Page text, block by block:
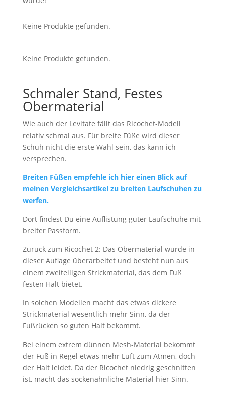
Keine Produkte gefunden.
Keine Produkte gefunden.
Schmaler Stand, Festes
Obermaterial
Wie auch der Levitate fällt das Ricochet-Modell
relativ schmal aus. Für breite Füße wird dieser
Schuh nicht die erste Wahl sein, das kann ich
versprechen.
Breiten Füßen empfehle ich hier einen Blick auf
meinen Vergleichsartikel zu breiten Laufschuhen zu
werfen.
Dort findest Du eine Auflistung guter Laufschuhe mit
breiter Passform.
Zurück zum Ricochet 2: Das Obermaterial wurde in
dieser Auflage überarbeitet und besteht nun aus
einem zweiteiligen Strickmaterial, das dem Fuß
festen Halt bietet.
In solchen Modellen macht das etwas dickere
Strickmaterial wesentlich mehr Sinn, da der
Fußrücken so guten Halt bekommt.
Bei einem extrem dünnen Mesh-Material bekommt
der Fuß in Regel etwas mehr Luft zum Atmen, doch
der Halt leidet. Da der Ricochet niedrig geschnitten
ist, macht das sockenähnliche Material hier Sinn.